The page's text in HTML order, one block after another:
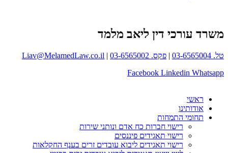
משרד עורכי דין ליאב מלמד
טל. 03-6565004 | פקס. 03-6565002 |
Liav@MelamedLaw.co.il
Facebook Linkedin Whatsapp
ראשי
אודותינו
תחומי התמחות
רישוי חברות כח אדם ונותני שירות
רישוי תאגידים פיננסים
רישוי תאגידים ליבוא עובדים זרים בענף החקלאות